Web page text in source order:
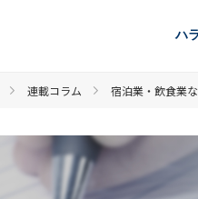
ハ
連載コラム 宿泊業・飲食業